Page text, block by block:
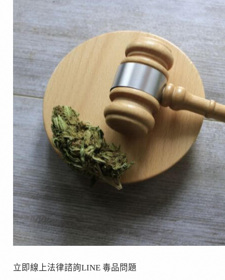
立即線上法律諮詢LINE 毒品問題